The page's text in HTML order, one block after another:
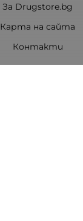
За Drugstore.bg
Карта на сайта
Контакти